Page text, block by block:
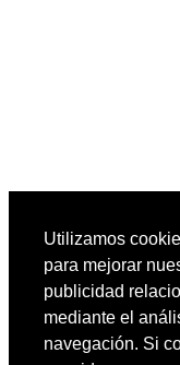
Utilizamos
para mejorar
publicidad
mediante el
navegación. Si